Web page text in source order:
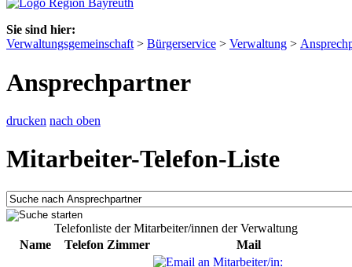
Sie sind hier:
Verwaltungsgemeinschaft > Bürgerservice > Verwaltung >
Ansprechpartner
drucken nach oben
Mitarbeiter-Telefon-Liste
Telefonliste der Mitarbeiter/innen der Verwaltung
Name
Telefon Zimmer Mail